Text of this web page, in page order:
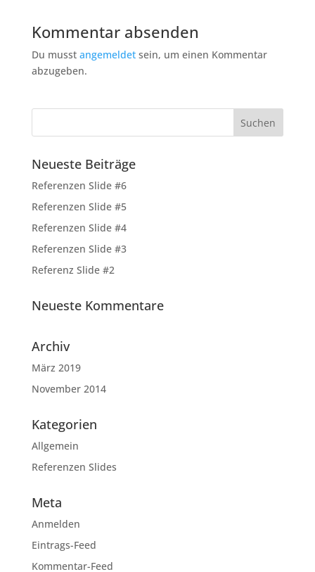
Kommentar absenden
Du musst angemeldetsein, um einen Kommentar
abzugeben.
Neueste Beiträge
Referenzen Slide #6
Referenzen Slide #5
Referenzen Slide #4
Referenzen Slide #3
Referenz Slide #2
Neueste Kommentare
Archiv
März 2019
November 2014
Kategorien
Allgemein
Referenzen Slides
Meta
Anmelden
Eintrags-Feed
Kommentar-Feed